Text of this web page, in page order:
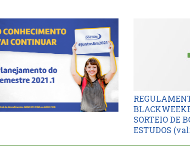
SORTEIO DE
ESTUDOS